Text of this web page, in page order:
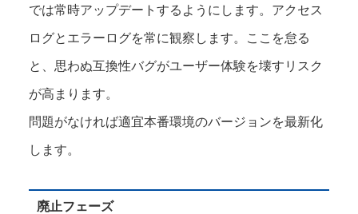
では常時アップデートするようにします。アクセス
ログとエラーログを常に観察します。ここを怠る
と、思わぬ互換性バグがユーザー体験を壊すリスク
が高まります。
問題がなければ適宜本番環境のバージョンを最新化
します。
廃止フェーズ